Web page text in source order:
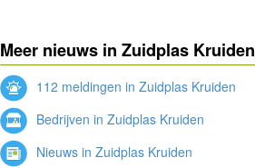
Meer nieuws in Zuidplas Kruiden
112 meldingen in Zuidplas Kruiden
Bedrijven in Zuidplas Kruiden
Nieuws in Zuidplas Kruiden